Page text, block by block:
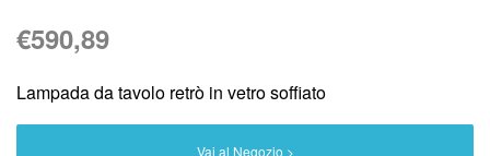
€590,89
Lampada da tavolo retrò in vetro soffiato
Vai al Negozio >